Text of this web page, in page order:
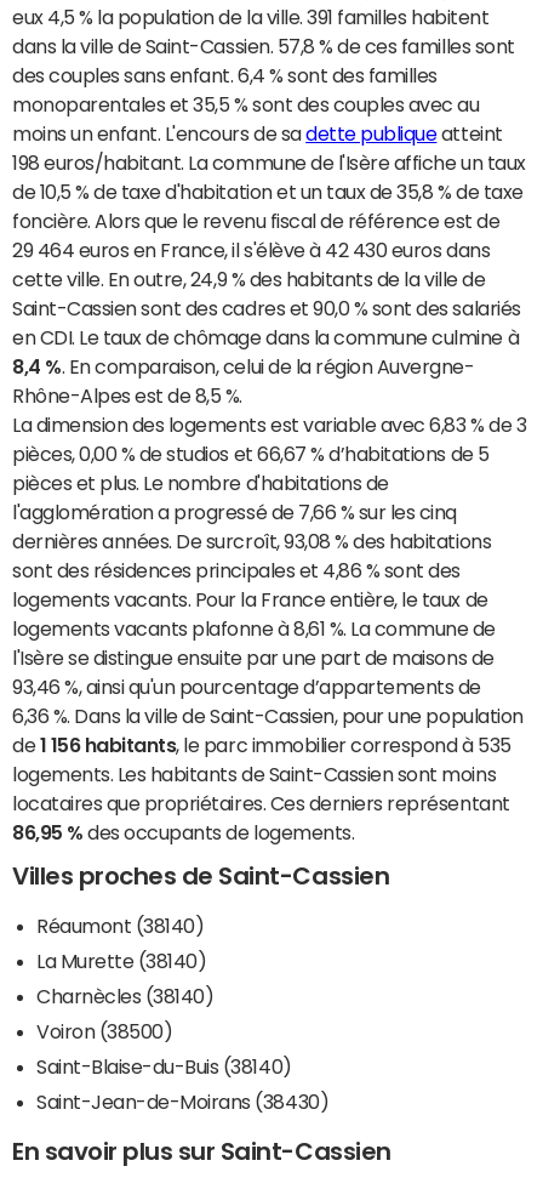
eux 4,5 % la population de la ville. 391 familles habitent
dans la ville de Saint-Cassien. 57,8 % de ces familles sont
des couples sans enfant. 6,4 % sont des familles
monoparentales et 35,5 % sont des couples avec au
moins un enfant. L'encours de sadette publiqueatteint
198 euros/habitant. La commune de l'Isère affiche un taux
de 10,5 % de taxe d'habitation et un taux de 35,8 % de taxe
foncière. Alors que le revenu fiscal de référence est de
29 464 euros en France, il s'élève à 42 430 euros dans
cette ville. En outre, 24,9 % des habitants de la ville de
Saint-Cassien sont des cadres et 90,0 % sont des salariés
en CDI. Le taux de chômage dans la commune culmine à
8,4 %. En comparaison, celui de la région Auvergne-
Rhône-Alpes est de 8,5 %.
La dimension des logements est variable avec 6,83 % de 3
pièces, 0,00 % de studios et 66,67 % d’habitations de 5
pièces et plus. Le nombre d'habitations de
l'agglomération a progressé de 7,66 % sur les cinq
dernières années. De surcroît, 93,08 % des habitations
sont des résidences principales et 4,86 % sont des
logements vacants. Pour la France entière, le taux de
logements vacants plafonne à 8,61 %. La commune de
l'Isère se distingue ensuite par une part de maisons de
93,46 %, ainsi qu'un pourcentage d’appartements de
6,36 %. Dans la ville de Saint-Cassien, pour une population
de1 156 habitants, le parc immobilier correspond à 535
logements. Les habitants de Saint-Cassien sont moins
locataires que propriétaires. Ces derniers représentant
86,95 % des occupants de logements.
Villes proches de Saint-Cassien
Réaumont (38140)
La Murette (38140)
Charnècles (38140)
Voiron (38500)
Saint-Blaise-du-Buis (38140)
Saint-Jean-de-Moirans (38430)
En savoir plus sur Saint-Cassien